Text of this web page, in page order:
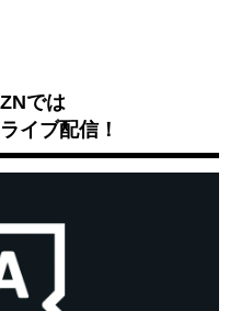
では
イブ配信！